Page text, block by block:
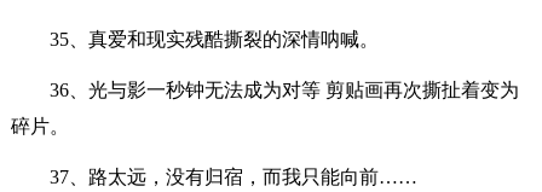
35、真爱和现实残酷撕裂的深情呐喊。
36、光与影一秒钟无法成为对等 剪贴画再次撕扯着变为
碎片。
37、路太远，没有归宿，而我只能向前……